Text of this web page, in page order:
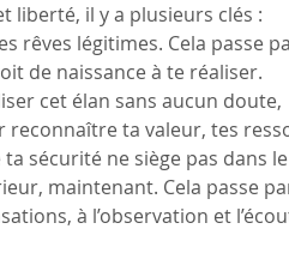
liberté, il y a plusieurs clés :
rêves légitimes. Cela passe
de naissance à te réaliser.
cet élan sans aucun doute,
reconnaître ta valeur, tes
sécurité ne siège pas dans
maintenant. Cela passe
à l’observation et